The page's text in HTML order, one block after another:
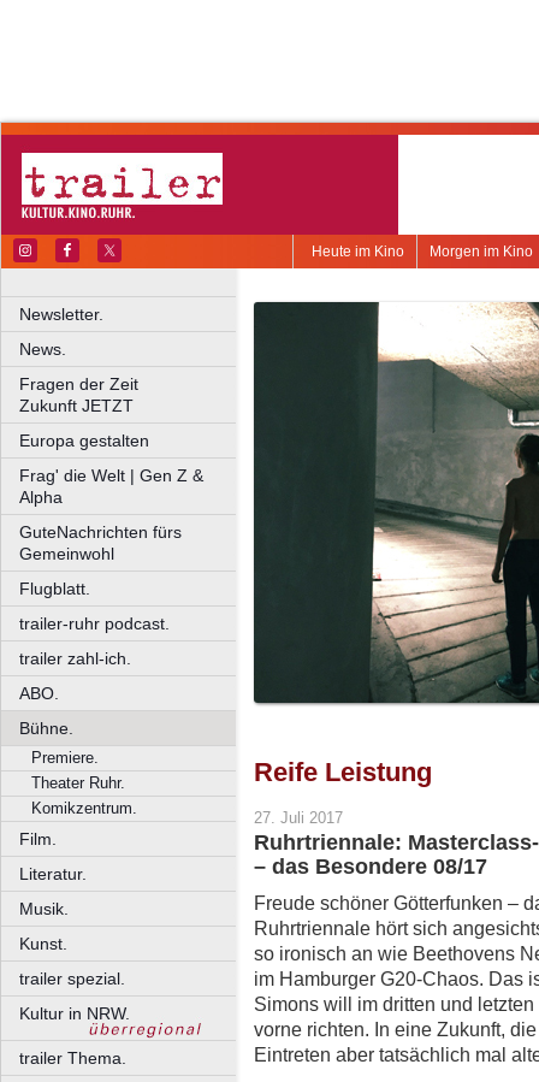
Morgen im Kino
Heute im Kino
Newsletter.
News.
Fragen der Zeit
Zukunft JETZT
Europa gestalten
Frag' die Welt | Gen Z &
Alpha
GuteNachrichten fürs
Gemeinwohl
Flugblatt.
trailer-ruhr podcast.
trailer zahl-ich.
ABO.
Bühne.
Premiere.
Theater Ruhr.
Komikzentrum.
Film.
Literatur.
Musik.
Kunst.
trailer spezial.
Kultur in NRW.
trailer Thema.
Reife Leistung
27. Juli 2017
Ruhrtriennale:
– das Besondere 08/17
Freude schöner Götterfunken –
Ruhrtriennale hört sich
so ironisch an wie Beethovens
im Hamburger G20-Chaos. Das
Simons will im dritten und
vorne richten. In eine Zukunft,
Eintreten aber tatsächlich mal